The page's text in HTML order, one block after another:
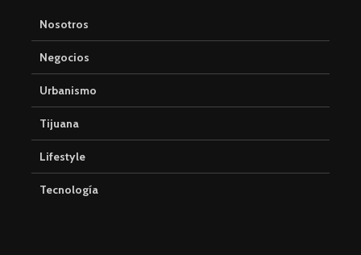
Nosotros
Negocios
Urbanismo
Tijuana
Lifestyle
Tecnología